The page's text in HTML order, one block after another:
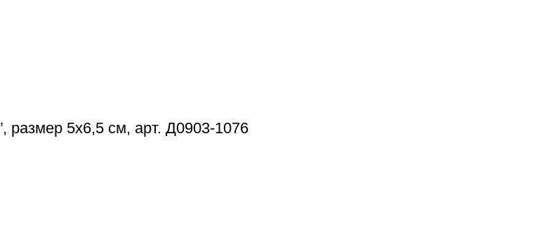
размер 5х6,5 см, арт. Д0903-1076